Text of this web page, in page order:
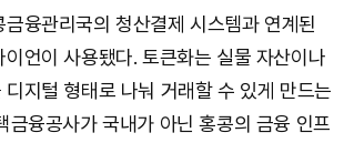
융관리국의 청산결제 시스템과 연계된
언이 사용됐다. 토큰화는 실물 자산이나
지털 형태로 나눠 거래할 수 있게 만드는
금융공사가 국내가 아닌 홍콩의 금융 인프